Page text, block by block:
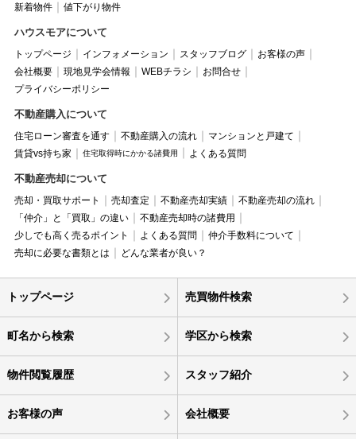
新着物件
値下がり物件
ハウスモアについて
トップページ インフォメーション スタッフブログ
お客様の声
会社概要
現地見学会情報 WEBチラシ
お問合せ
プライバシーポリシー
不動産購入について
住宅ローン審査を通す 不動産購入の流れ
マンションと戸建て
賃貸vs持ち家
住宅取得時にかかる諸費用 よくある質問
不動産売却について
売却・買取サポート 売却査定 不動産売却実績
不動産売却の流れ
「仲介」と「買取」の違い
不動産売却時の諸費用
少しでも高く売るポイント
よくある質問
仲介手数料について
売却に必要な書類とは
どんな業者が良い？
トップページ 売買物件検索
町名から検索 学区から検索
物件閲覧履歴 スタッフ紹介
お客様の声 会社概要